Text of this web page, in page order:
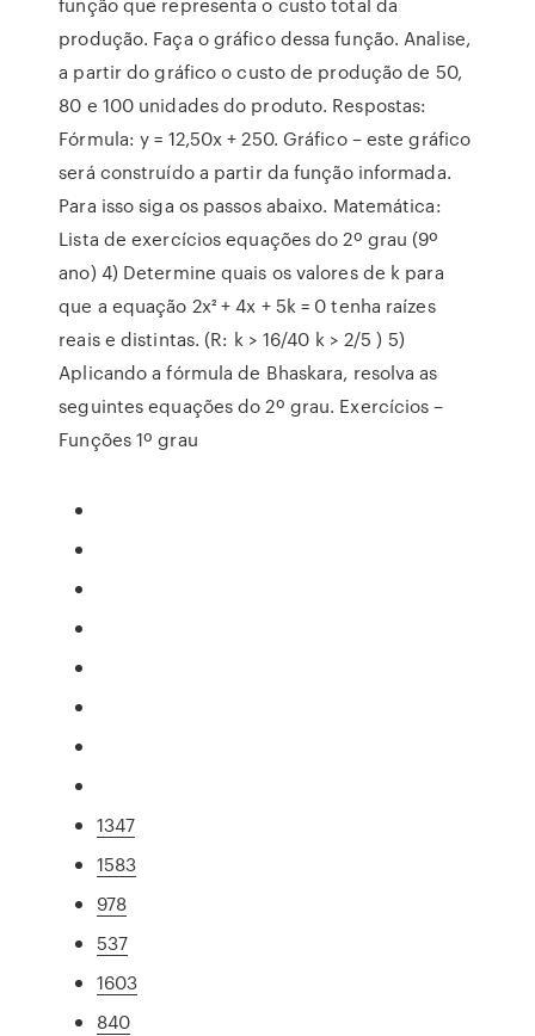
produção. Faça o gráfico dessa função. Analise,
a partir do gráfico o custo de produção de 50,
80 e 100 unidades do produto. Respostas:
Fórmula: y = 12,50x + 250. Gráfico – este gráfico
será construído a partir da função informada.
Para isso siga os passos abaixo. Matemática:
Lista de exercícios equações do 2º grau (9º
ano) 4) Determine quais os valores de k para
que a equação 2x² + 4x + 5k = 0 tenha raízes
reais e distintas. (R: k > 16/40 k > 2/5 ) 5)
Aplicando a fórmula de Bhaskara, resolva as
seguintes equações do 2º grau. Exercícios –
Funções 1º grau
1347
1583
978
537
1603
840